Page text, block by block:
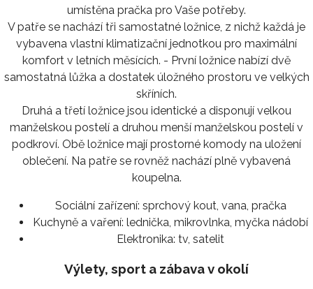
umístěna pračka pro Vaše potřeby.
V patře se nachází tři samostatné ložnice, z nichž každá je
vybavena vlastní klimatizační jednotkou pro maximální
komfort v letních měsících. - První ložnice nabízí dvě
samostatná lůžka a dostatek úložného prostoru ve velkých
skříních.
Druhá a třetí ložnice jsou identické a disponují velkou
manželskou postelí a druhou menší manželskou postelí v
podkroví. Obě ložnice mají prostorné komody na uložení
oblečení. Na patře se rovněž nachází plně vybavená
koupelna.
Sociální zařízení: sprchový kout, vana, pračka
Kuchyně a vaření: lednička, mikrovlnka, myčka nádobí
Elektronika: tv, satelit
Výlety, sport a zábava v okolí